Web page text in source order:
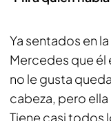
Ya sentados en
Mercedes que él
no le gusta
cabeza, pero
Tiene casi todos